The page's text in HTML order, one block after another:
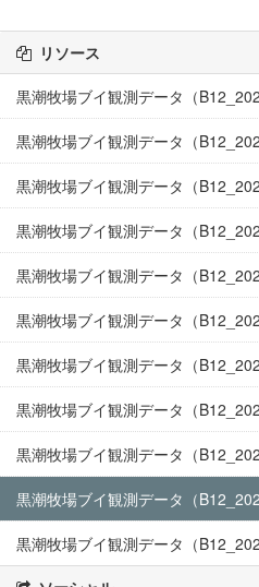
リソース
黒潮牧場ブイ観測データ（
黒潮牧場ブイ観測データ（
黒潮牧場ブイ観測データ（
黒潮牧場ブイ観測データ（
黒潮牧場ブイ観測データ（
黒潮牧場ブイ観測データ（
黒潮牧場ブイ観測データ（
黒潮牧場ブイ観測データ（
黒潮牧場ブイ観測データ（
黒潮牧場ブイ観測データ（
黒潮牧場ブイ観測データ（